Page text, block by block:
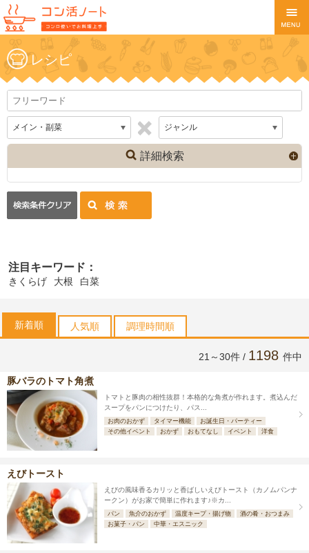
レシピ
詳細検索
注目キーワード：
きくらげ 大根 白菜
新着順 人気順 調理時間順
21～30件 / 1198 件中
豚バラのトマト角煮
トマトと豚肉の相性抜群！​​​​​​本格的な角煮が作れます。煮込んだ
スープをパンにつけたり、パス...
お肉のおかず タイマー機能
お誕生日・パーティー
その他イベント
おかず おもてなし イベント 洋食
えびトースト
えびの風味香るカリッと香ばしいえびトースト（カノムパンナ
ークン）がお家で簡単に作れます♪※カ...
パン 魚介のおかず 温度キープ・揚げ物
酒の肴・おつまみ
お菓子・パン
中華・エスニック